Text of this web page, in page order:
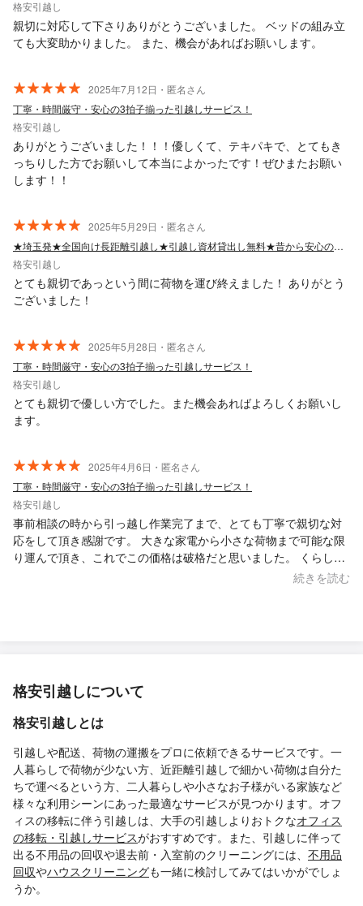
格安引越し
親切に対応して下さりありがとうございました。 ベッドの組み立
ても大変助かりました。 また、機会があればお願いします。
2025年7月12日・匿名さん
丁寧・時間厳守・安心の3拍子揃った引越しサービス！
格安引越し
ありがとうございました！！！優しくて、テキパキで、とてもき
っちりした方でお願いして本当によかったです！ぜひまたお願い
します！！
2025年5月29日・匿名さん
★埼玉発★全国向け長距離引越し★引越し資材貸出し無料★昔から安心の明朗会計！
格安引越し
とても親切であっという間に荷物を運び終えました！ ありがとう
ございました！
2025年5月28日・匿名さん
丁寧・時間厳守・安心の3拍子揃った引越しサービス！
格安引越し
とても親切で優しい方でした。また機会あればよろしくお願いし
ます。
2025年4月6日・匿名さん
丁寧・時間厳守・安心の3拍子揃った引越しサービス！
格安引越し
事前相談の時から引っ越し作業完了まで、とても丁寧で親切な対
応をして頂き感謝です。 大きな家電から小さな荷物まで可能な限
り運んで頂き、これでこの価格は破格だと思いました。 くらしの
マーケットでは初心者マークが着いていましたが、実際は実務経
続きを読む
格安引越しについて
格安引越しとは
引越しや配送、荷物の運搬をプロに依頼できるサービスです。一
人暮らしで荷物が少ない方、近距離引越しで細かい荷物は自分た
ちで運べるという方、二人暮らしや小さなお子様がいる家族など
様々な利用シーンにあった最適なサービスが見つかります。オフ
ィスの移転に伴う引越しは、大手の引越しよりおトクなオフィス
の移転・引越しサービスがおすすめです。また、引越しに伴って
出る不用品の回収や退去前・入室前のクリーニングには、 不用品
回収やハウスクリーニングも一緒に検討してみてはいかがでしょ
うか。